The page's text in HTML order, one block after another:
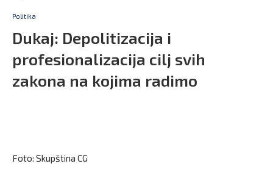
Politika
Dukaj: Depolitizacija i
profesionalizacija cilj svih
zakona na kojima radimo
Foto: Skupština CG